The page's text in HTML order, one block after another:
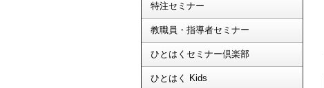
特注セミナー
教職員・指導者セミナー
ひとはくセミナー倶楽部
ひとはく Kids